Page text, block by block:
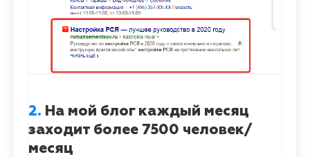
2. На мой блог каждый месяц
заходит более 7500 человек/
месяц